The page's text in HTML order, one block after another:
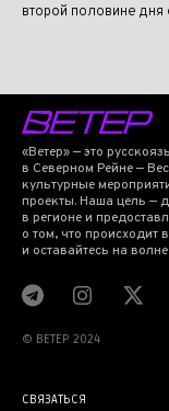
второй половине дня
«Ветер» — это
в Северном Рейне —
культурные
проекты. Наша цель —
в регионе и
о том, что происходит
и оставайтесь на
© BETEP 2024
СВЯЗАТЬСЯ